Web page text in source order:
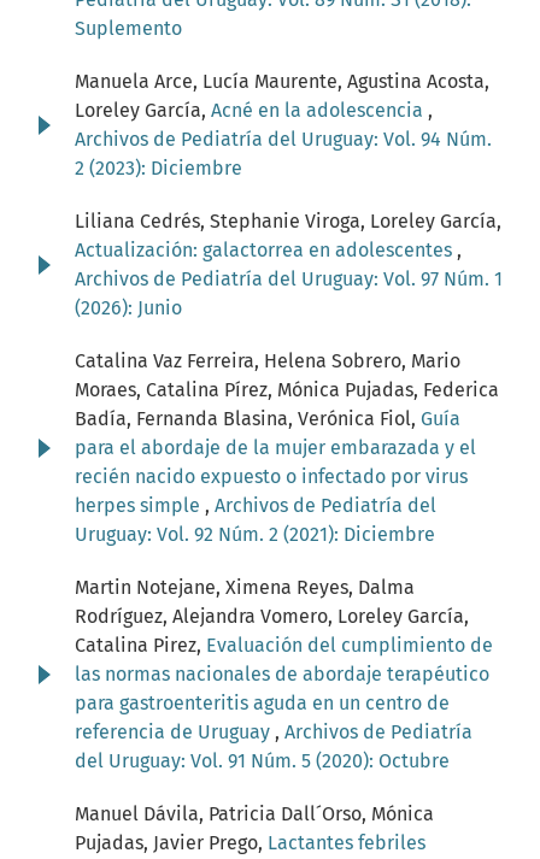
Suplemento
Manuela Arce, Lucía Maurente, Agustina Acosta,
Loreley García, Acné en la adolescencia ,
Archivos de Pediatría del Uruguay: Vol. 94 Núm.
2 (2023): Diciembre
Liliana Cedrés, Stephanie Viroga, Loreley García,
Actualización: galactorrea en adolescentes ,
Archivos de Pediatría del Uruguay: Vol. 97 Núm. 1
(2026): Junio
Catalina Vaz Ferreira, Helena Sobrero, Mario
Moraes, Catalina Pírez, Mónica Pujadas, Federica
Badía, Fernanda Blasina, Verónica Fiol, Guía
para el abordaje de la mujer embarazada y el
recién nacido expuesto o infectado por virus
herpes simple , Archivos de Pediatría del
Uruguay: Vol. 92 Núm. 2 (2021): Diciembre
Martin Notejane, Ximena Reyes, Dalma
Rodríguez, Alejandra Vomero, Loreley García,
Catalina Pirez, Evaluación del cumplimiento de
las normas nacionales de abordaje terapéutico
para gastroenteritis aguda en un centro de
referencia de Uruguay , Archivos de Pediatría
del Uruguay: Vol. 91 Núm. 5 (2020): Octubre
Manuel Dávila, Patricia Dall´Orso, Mónica
Pujadas, Javier Prego, Lactantes febriles